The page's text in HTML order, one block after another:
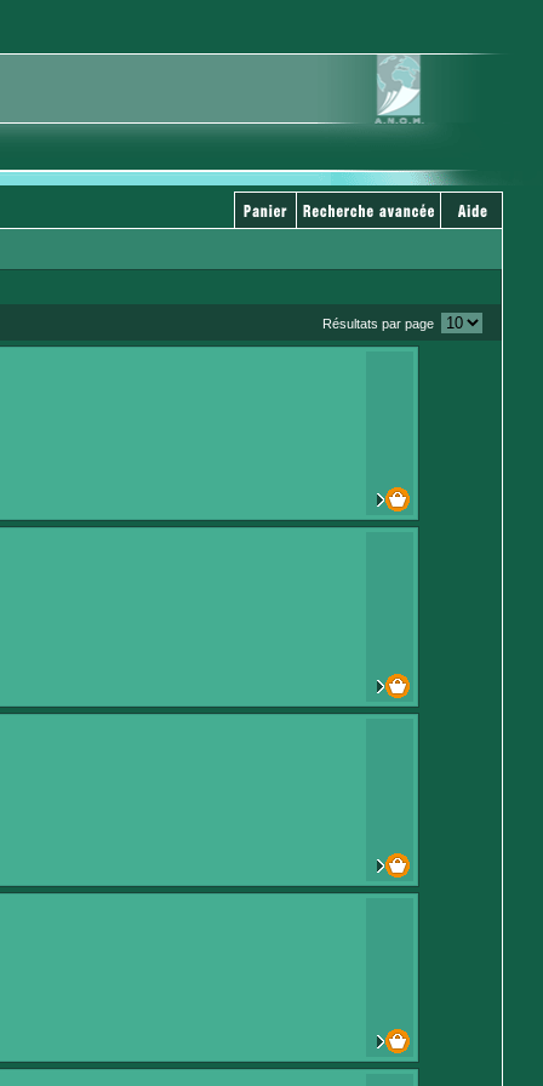
Résultats par page